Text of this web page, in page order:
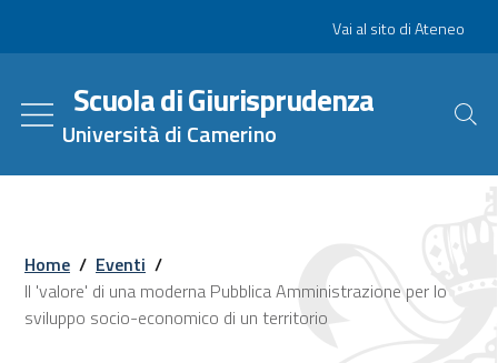
Slim
Vai al sito di Ateneo
Scuola di Giurisprudenza
Università di Camerino
Home / Eventi /
Il 'valore' di una moderna Pubblica Amministrazione per lo
sviluppo socio-economico di un territorio